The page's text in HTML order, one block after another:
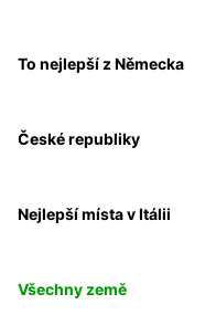
To nejlepší z Německa
České republiky
Nejlepší místa v Itálii
Všechny země